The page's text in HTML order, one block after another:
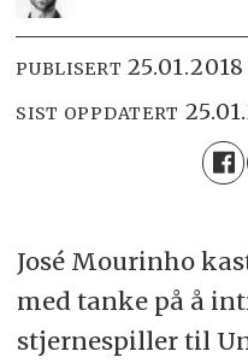
PUBLISERT
SIST OPPDATERT
José Mourinho
med tanke på å
stjernespiller til